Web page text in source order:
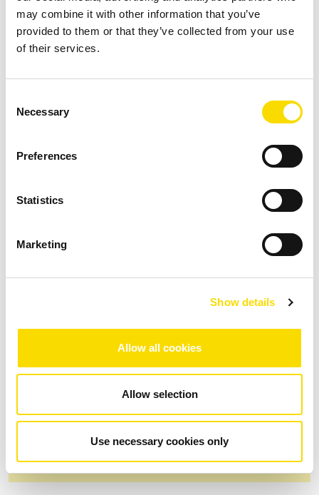
may combine it with other information that you’ve
provided to them or that they’ve collected from your use
of their services.
Selection
Necessary
Preferences
Statistics
Marketing
Show details
Allow all cookies
Allow selection
Use necessary cookies only
Capacidade de processamento de até 11 t/h
Análise multifocal para uma detecção confiável
A unidade do scanner sem partes móveis
aumenta a durabilidade
Desenvolvimento na plataforma KSS
comprovada